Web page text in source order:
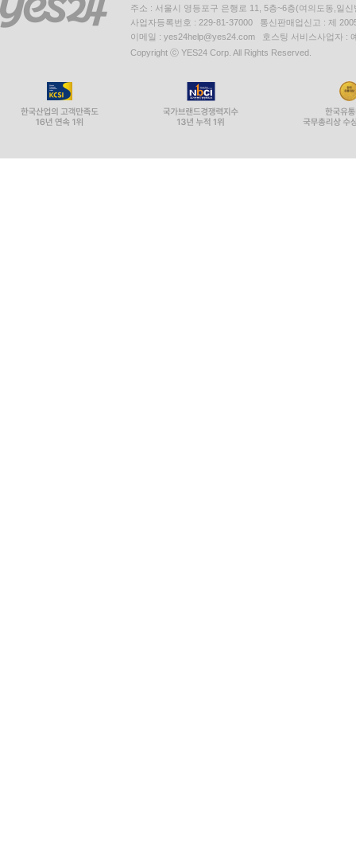
주소 : 서울시 영등포구 은행로 11, 5층~6층(여의도동,일신
사업자등록번호 : 229-81-37000 통신판매업신고 : 제
이메일 : yes24help@yes24.com 호스팅 서비스사업자 :
Copyright ⓒ YES24 Corp. All Rights Reserved.